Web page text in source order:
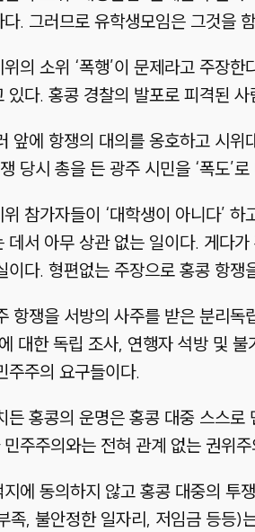
. 그러므로 유학생모임은 그것을
의 소위 ‘폭행’이 문제라고 주장
있다. 홍콩 경찰의 발포로 피격된
앞에 항쟁의 대의를 옹호하고 시
당시 총을 든 광주 시민을 ‘폭도’
참가자들이 ‘대학생이 아니다’
데서 아무 상관 없는 일이다. 게다
이다. 형편없는 주장으로 홍콩 항쟁
항쟁을 서방의 사주를 받은 분리
대한 독립 조사, 연행자 석방 및
주주의 요구들이다.
든 홍콩의 운명은 홍콩 대중 스스
주주의와는 전혀 관계 없는 권위
에 동의하지 않고 홍콩 대중의 투
족, 불안정한 일자리, 저임금 등등)